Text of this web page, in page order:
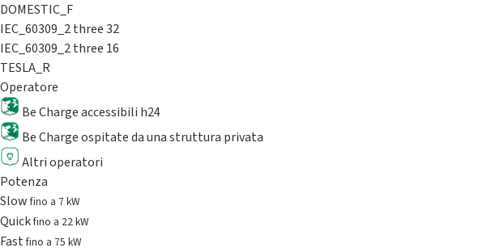
DOMESTIC_F
IEC_60309_2 three 32
IEC_60309_2 three 16
TESLA_R
Operatore
Be Charge accessibili h24
Be Charge ospitate da una struttura privata
Altri operatori
Potenza
Slowfino a 7 kW
Quickfino a 22 kW
Fastfino a 75 kW